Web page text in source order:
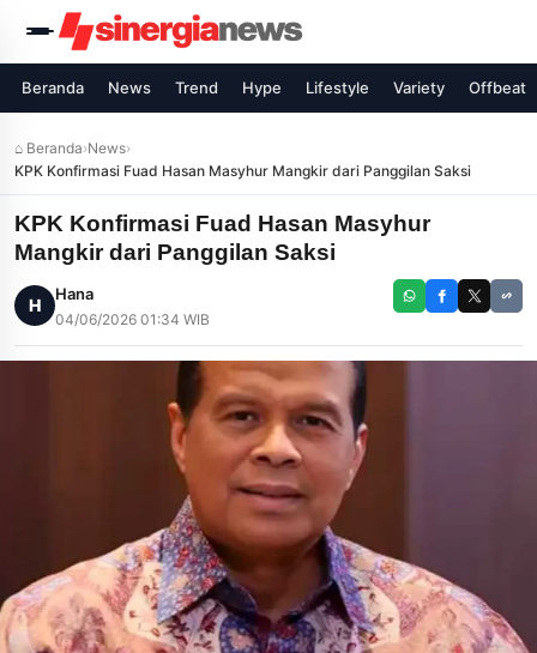
Beranda News Trend Hype Lifestyle Variety Offbeat
⌂ Beranda›News›
KPK Konfirmasi Fuad Hasan Masyhur Mangkir dari Panggilan Saksi
KPK Konfirmasi Fuad Hasan Masyhur
Mangkir dari Panggilan Saksi
H
Hana
04/06/2026 01:34 WIB